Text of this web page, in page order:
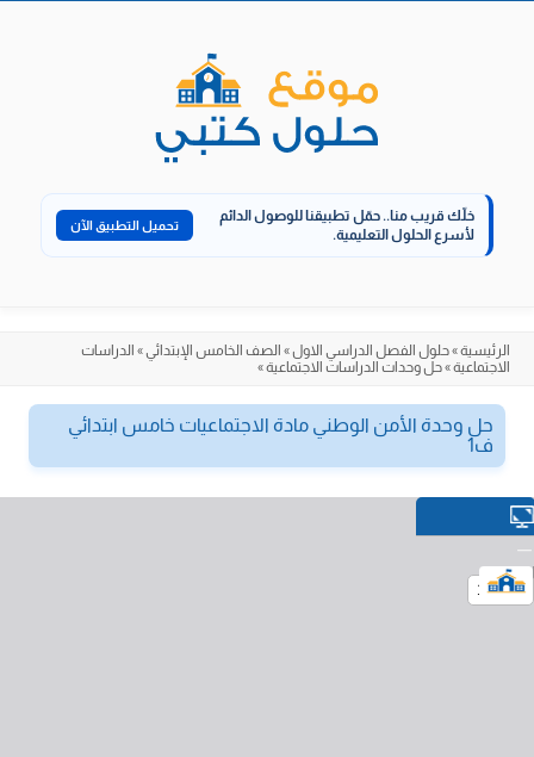
خلّك قريب منا.. حمّل تطبيقنا للوصول الدائم
لأسرع الحلول التعليمية.
تحميل التطبيق الآن
الرئيسية»حلول الفصل الدراسي الاول» الصف الخامس الإبتدائي» الدراسات
الاجتماعية»حل وحدات الدراسات الاجتماعية»
حل وحدة الأمن الوطني مادة الاجتماعيات خامس ابتدائي
ف1